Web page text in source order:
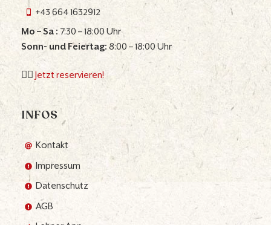
+43 664 1632912
Mo – Sa : 7:30 – 18:00 Uhr
Sonn- und Feiertag:8:00 – 18:00 Uhr
👉🏼Jetzt reservieren!
INFOS
Kontakt
Impressum
Datenschutz
AGB